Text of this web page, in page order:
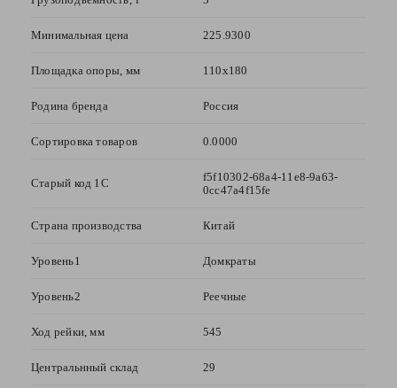
Минимальная цена 225.9300
Площадка опоры, мм 110х180
Родина бренда Россия
Сортировка товаров 0.0000
Старый код 1С
f5f10302-68a4-11e8-9a63-
0cc47a4f15fe
Страна производства Китай
Уровень1 Домкраты
Уровень2 Реечные
Ход рейки, мм 545
Центральнный склад 29
Политикой